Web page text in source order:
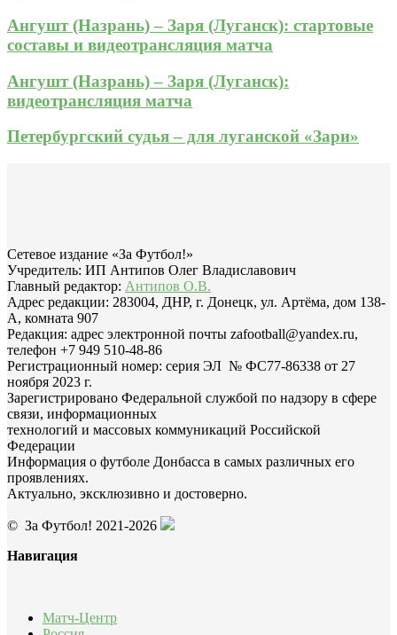
Ангушт (Назрань) – Заря (Луганск): стартовые
составы и видеотрансляция матча
Ангушт (Назрань) – Заря (Луганск):
видеотрансляция матча
Петербургский судья – для луганской «Зари»
Сетевое издание «За Футбол!»
Учредитель: ИП Антипов Олег Владиславович
Главный редактор: Антипов О.В.
Адрес редакции: 283004, ДНР, г. Донецк, ул. Артёма, дом 138-
А, комната 907
Редакция: адрес электронной почты zafootball@yandex.ru,
телефон +7 949 510-48-86
Регистрационный номер: серия ЭЛ № ФС77-86338 от 27
ноября 2023 г.
Зарегистрировано Федеральной службой по надзору в сфере
связи, информационных
технологий и массовых коммуникаций Российской
Федерации
Информация о футболе Донбасса в самых различных его
проявлениях.
Актуально, эксклюзивно и достоверно.
© За Футбол! 2021-2026
Навигация
Матч-Центр